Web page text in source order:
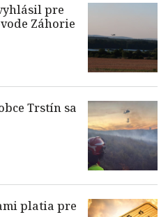
pre
Záhorie
Trstín sa
platia pre